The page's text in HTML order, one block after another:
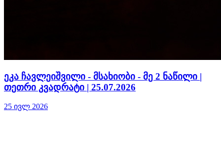
ეკა ჩავლეიშვილი - მსახიობი - მე 2 ნაწილი |
თეთრი კვადრატი | 25.07.2026
25 ივლ 2026